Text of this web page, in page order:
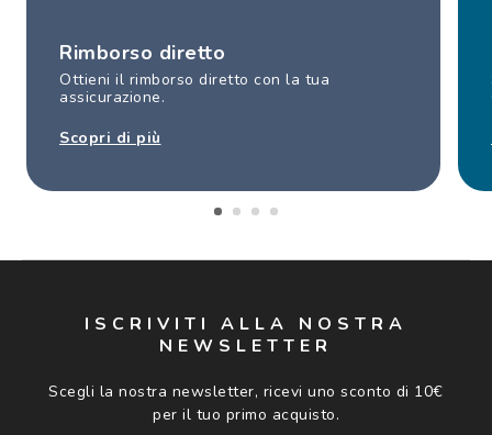
Rimborso diretto
Ottieni il rimborso diretto con la tua
assicurazione.
Scopri di più
ISCRIVITI ALLA NOSTRA
NEWSLETTER
Scegli la nostra newsletter, ricevi uno sconto di 10€
per il tuo primo acquisto.